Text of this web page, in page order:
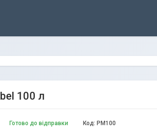
100 л
Готово до відправки Код: PM100